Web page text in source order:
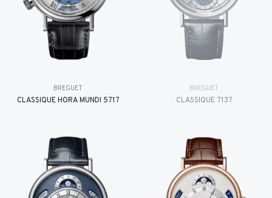
BREGUET
CLASSIQUE HORA MUNDI 5717
BREGUET
CLASSIQUE 7137